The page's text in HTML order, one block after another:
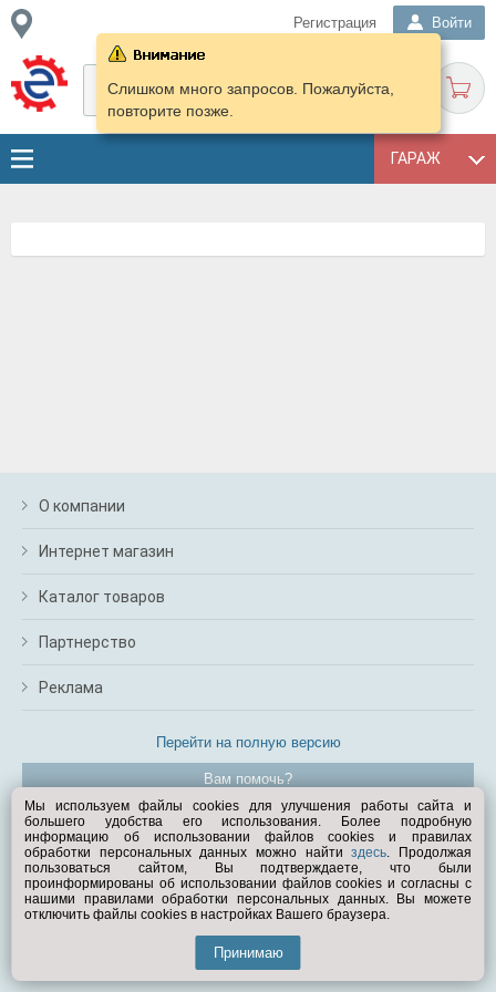
Регистрация Войти
ГАРАЖ
Слишком много запросов. Пожалуйста,
повторите позже.
О компании
Интернет магазин
Каталог товаров
Партнерство
Реклама
Перейти на полную версию
Вам помочь?
© Exist.ru 1998—2026
Мы используем файлы cookies для улучшения работы сайта и
большего удобства его использования. Более подробную
информацию об использовании файлов cookies и правилах
обработки персональных данных можно найтиздесь. Продолжая
пользоваться сайтом, Вы подтверждаете, что были
проинформированы об использовании файлов cookies и согласны с
нашими правилами обработки персональных данных. Вы можете
отключить файлы cookies в настройках Вашего браузера.
Принимаю